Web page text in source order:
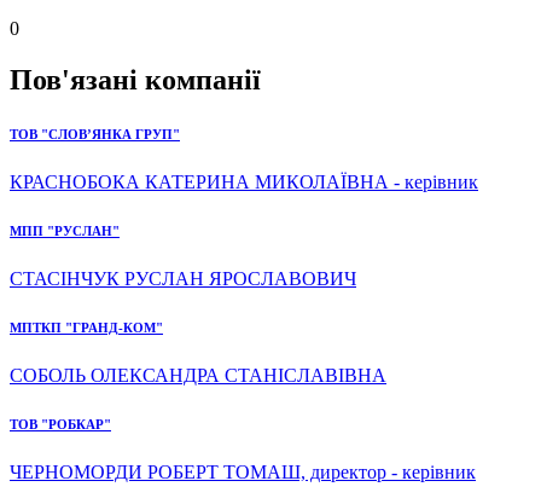
0
Пов'язані компанії
ТОВ "СЛОВ’ЯНКА ГРУП"
КРАСНОБОКА КАТЕРИНА МИКОЛАЇВНА - керівник
МПП "РУСЛАН"
СТАСІНЧУК РУСЛАН ЯРОСЛАВОВИЧ
МПТКП "ГРАНД-КОМ"
СОБОЛЬ ОЛЕКСАНДРА СТАНІСЛАВІВНА
ТОВ "РОБКАР"
ЧЕРНОМОРДИ РОБЕРТ ТОМАШ, директор - керівник